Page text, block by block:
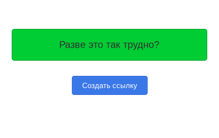
Разве это так трудно?
Создать ссылку